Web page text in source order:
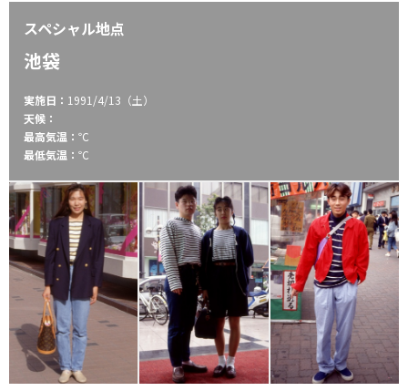
スペシャル地点
池袋
実施日： 1991/4/13（土）
天候：
最高気温： ℃
最低気温： ℃